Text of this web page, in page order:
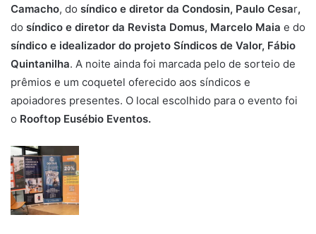
m
a
i
l
Camacho, do síndico e diretor da Condosin, Paulo Cesar,
do síndico e diretor da Revista Domus, Marcelo Maia e do
síndico e idealizador do projeto Síndicos de Valor, Fábio
Quintanilha. A noite ainda foi marcada pelo de sorteio de
prêmios e um coquetel oferecido aos síndicos e
apoiadores presentes. O local escolhido para o evento foi
o Rooftop Eusébio Eventos.